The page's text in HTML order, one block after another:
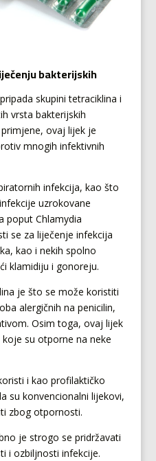
bakterijskih
skupini tetraciklina i
vrsta bakterijskih
ovaj lijek je
mnogih infektivnih
infekcija, kao što
uzrokovane
poput Chlamydia
se za liječenje infekcija
kao i nekih spolno
klamidiju i gonoreju.
je što se može koristiti
alergičnih na penicilin,
Osim toga, ovaj lijek
su otporne na neke
i kao profilaktičko
su konvencionalni lijekovi,
zbog otpornosti.
je strogo se pridržavati
i ozbiljnosti infekcije.